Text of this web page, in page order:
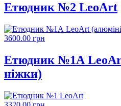
Етюдник №2 LeoArt
3600.00 грн
Етюдник №1А LeoArt
ніжки)